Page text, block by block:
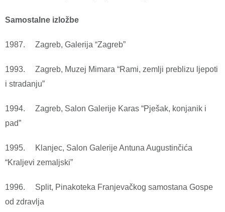
Samostalne izložbe
1987. Zagreb, Galerija “Zagreb”
1993. Zagreb, Muzej Mimara “Rami, zemlji preblizu ljepoti
i stradanju”
1994. Zagreb, Salon Galerije Karas “Pješak, konjanik i
pad”
1995. Klanjec, Salon Galerije Antuna Augustinčića
“Kraljevi zemaljski”
1996. Split, Pinakoteka Franjevačkog samostana Gospe
od zdravlja